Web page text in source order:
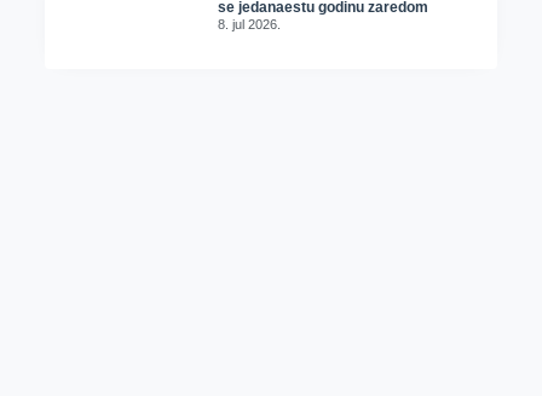
se jedanaestu godinu zaredom
8. jul 2026.